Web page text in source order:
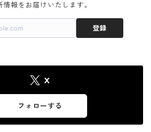
情報をお届けいたします。
登録
X
フォローする